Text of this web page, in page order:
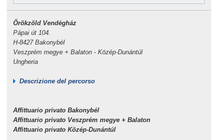
Örökzöld Vendégház
Pápai út 104.
H-8427 Bakonybél
Veszprém megye + Balaton - Közép-Dunántúl
Ungheria
Descrizione del percorso
Affittuario privato Bakonybél
Affittuario privato Veszprém megye + Balaton
Affittuario privato Közép-Dunántúl